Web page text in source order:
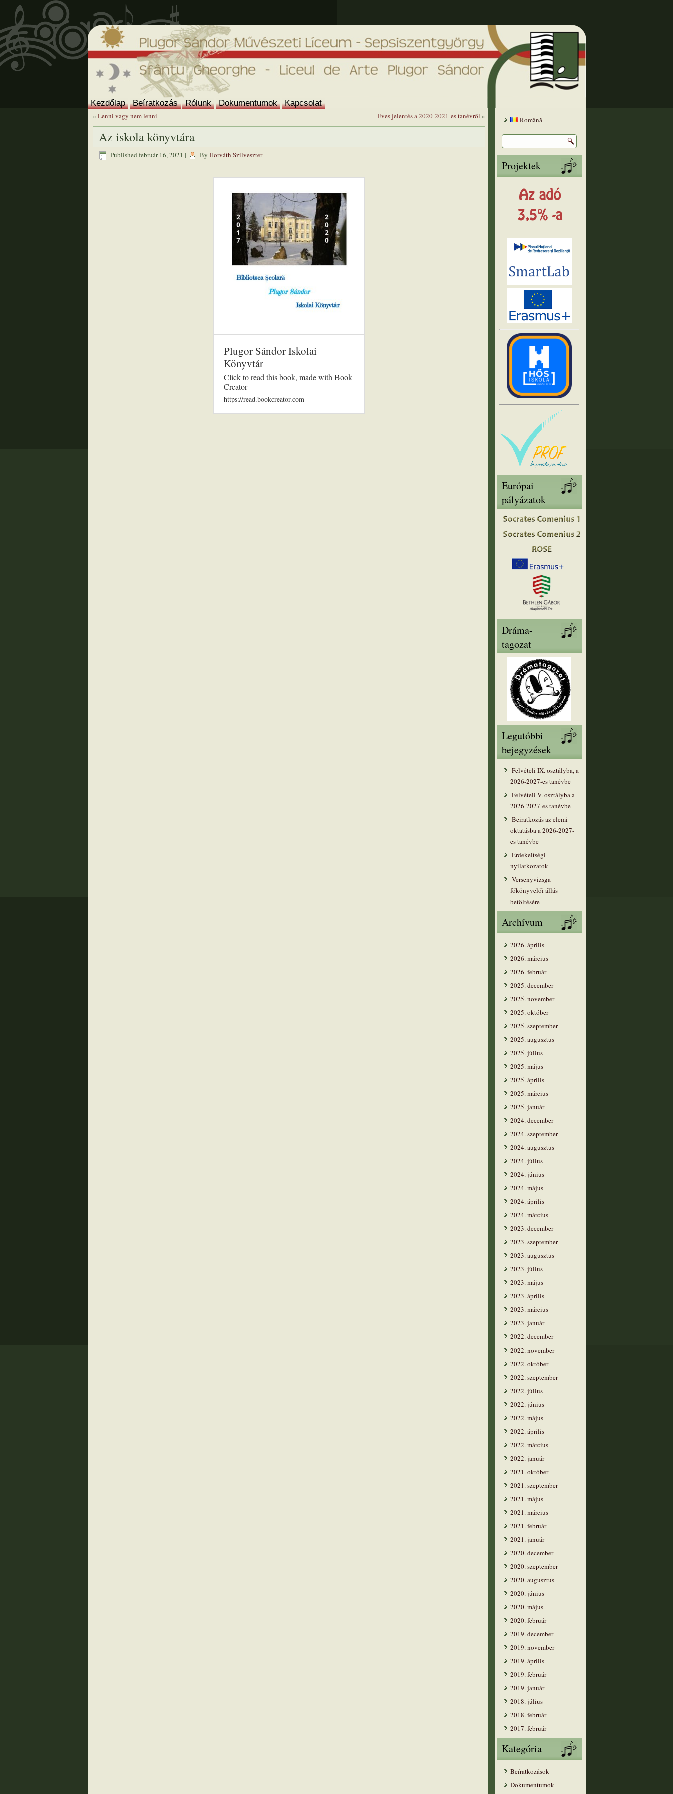
Kezdőlap Beíratkozás Rólunk Dokumentumok Kapcsolat
« Lenni vagy nem lenni Éves jelentés a 2020-2021-es tanévről »
Az iskola könyvtára
Published február 16, 2021 | By Horváth Szilveszter
Plugor Sándor Iskolai
Könyvtár
Click to read this book, made with Book
Creator
https://read.bookcreator.com
Română
Projektek
Európai
pályázatok
Dráma-
tagozat
Legutóbbi
bejegyzések
Felvételi IX. osztályba, a
2026-2027-es tanévbe
Felvételi V. osztályba a
2026-2027-es tanévbe
Beiratkozás az elemi
oktatásba a 2026-2027-
es tanévbe
Érdekeltségi
nyilatkozatok
Versenyvizsga
főkönyvelői állás
betöltésére
Archívum
2026. április
2026. március
2026. február
2025. december
2025. november
2025. október
2025. szeptember
2025. augusztus
2025. július
2025. május
2025. április
2025. március
2025. január
2024. december
2024. szeptember
2024. augusztus
2024. július
2024. június
2024. május
2024. április
2024. március
2023. december
2023. szeptember
2023. augusztus
2023. július
2023. május
2023. április
2023. március
2023. január
2022. december
2022. november
2022. október
2022. szeptember
2022. július
2022. június
2022. május
2022. április
2022. március
2022. január
2021. október
2021. szeptember
2021. május
2021. március
2021. február
2021. január
2020. december
2020. szeptember
2020. augusztus
2020. június
2020. május
2020. február
2019. december
2019. november
2019. április
2019. február
2019. január
2018. július
2018. február
2017. február
Kategória
Beíratkozások
Dokumentumok